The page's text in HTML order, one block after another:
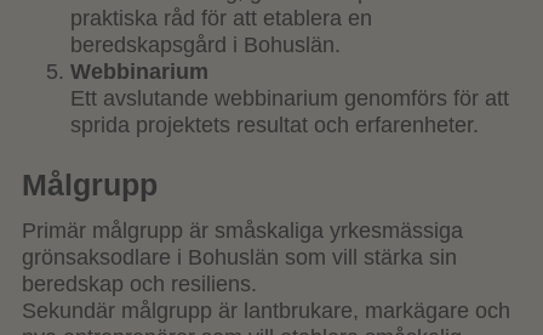
praktiska råd för att etablera en
beredskapsgård i Bohuslän.
Webbinarium
Ett avslutande webbinarium genomförs för att
sprida projektets resultat och erfarenheter.
Målgrupp
Primär målgrupp är småskaliga yrkesmässiga
grönsaksodlare i Bohuslän som vill stärka sin
beredskap och resiliens.
Sekundär målgrupp är lantbrukare, markägare och